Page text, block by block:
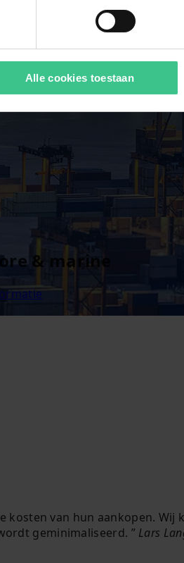
Alle cookies toestaan
& marine
van hun aankopen. Wij
geminimaliseerd.
Lars